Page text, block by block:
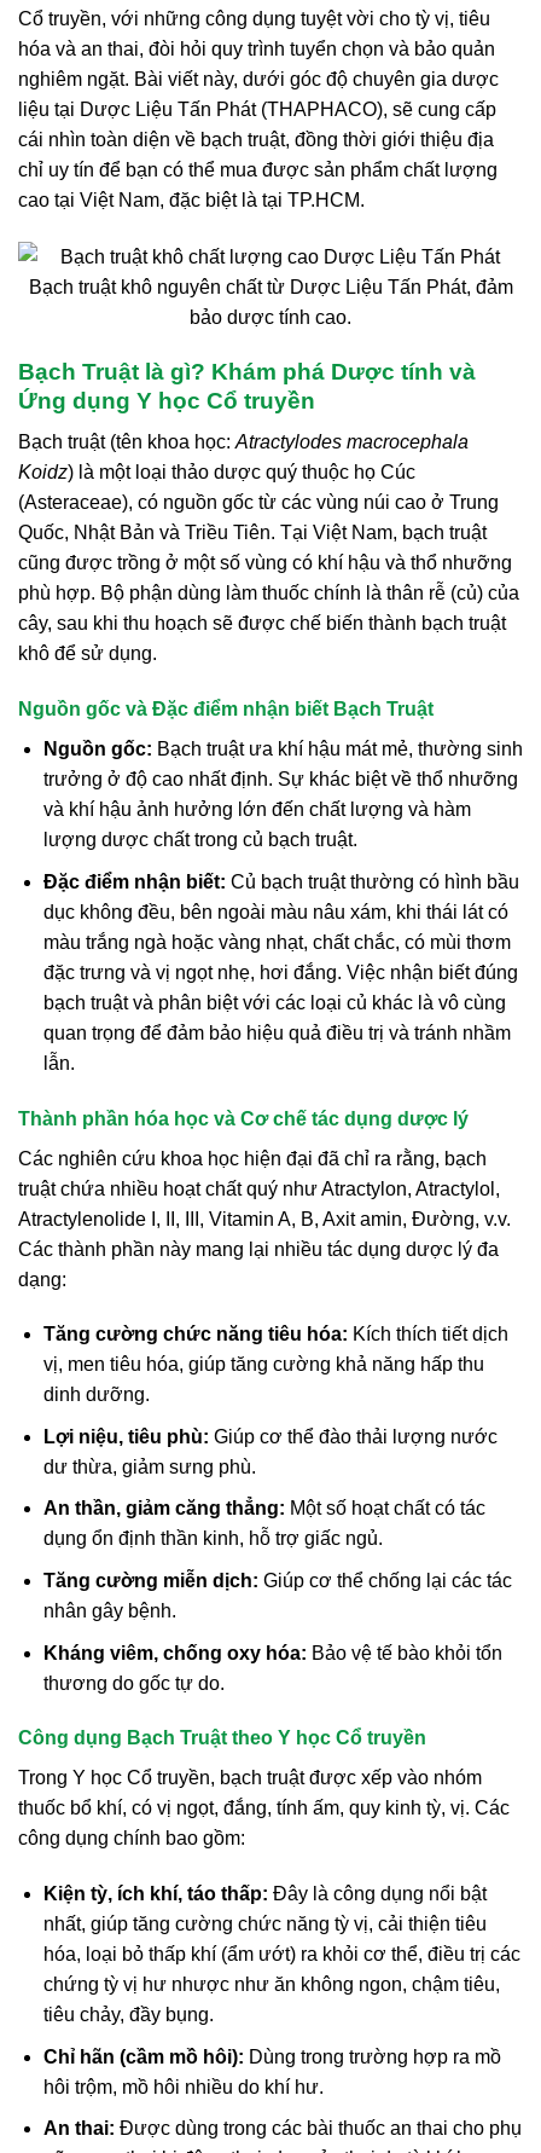
Cổ truyền, với những công dụng tuyệt vời cho tỳ vị, tiêu
hóa và an thai, đòi hỏi quy trình tuyển chọn và bảo quản
nghiêm ngặt. Bài viết này, dưới góc độ chuyên gia dược
liệu tại Dược Liệu Tấn Phát (THAPHACO), sẽ cung cấp
cái nhìn toàn diện về bạch truật, đồng thời giới thiệu địa
chỉ uy tín để bạn có thể mua được sản phẩm chất lượng
cao tại Việt Nam, đặc biệt là tại TP.HCM.
Bạch truật khô nguyên chất từ Dược Liệu Tấn Phát, đảm
bảo dược tính cao.
Bạch Truật là gì? Khám phá Dược tính và
Ứng dụng Y học Cổ truyền
Bạch truật (tên khoa học: Atractylodes macrocephala
Koidz) là một loại thảo dược quý thuộc họ Cúc
(Asteraceae), có nguồn gốc từ các vùng núi cao ở Trung
Quốc, Nhật Bản và Triều Tiên. Tại Việt Nam, bạch truật
cũng được trồng ở một số vùng có khí hậu và thổ nhưỡng
phù hợp. Bộ phận dùng làm thuốc chính là thân rễ (củ) của
cây, sau khi thu hoạch sẽ được chế biến thành bạch truật
khô để sử dụng.
Nguồn gốc và Đặc điểm nhận biết Bạch Truật
Nguồn gốc: Bạch truật ưa khí hậu mát mẻ, thường sinh
trưởng ở độ cao nhất định. Sự khác biệt về thổ nhưỡng
và khí hậu ảnh hưởng lớn đến chất lượng và hàm
lượng dược chất trong củ bạch truật.
Đặc điểm nhận biết: Củ bạch truật thường có hình bầu
dục không đều, bên ngoài màu nâu xám, khi thái lát có
màu trắng ngà hoặc vàng nhạt, chất chắc, có mùi thơm
đặc trưng và vị ngọt nhẹ, hơi đắng. Việc nhận biết đúng
bạch truật và phân biệt với các loại củ khác là vô cùng
quan trọng để đảm bảo hiệu quả điều trị và tránh nhầm
lẫn.
Thành phần hóa học và Cơ chế tác dụng dược lý
Các nghiên cứu khoa học hiện đại đã chỉ ra rằng, bạch
truật chứa nhiều hoạt chất quý như Atractylon, Atractylol,
Atractylenolide I, II, III, Vitamin A, B, Axit amin, Đường, v.v.
Các thành phần này mang lại nhiều tác dụng dược lý đa
dạng:
Tăng cường chức năng tiêu hóa: Kích thích tiết dịch
vị, men tiêu hóa, giúp tăng cường khả năng hấp thu
dinh dưỡng.
Lợi niệu, tiêu phù: Giúp cơ thể đào thải lượng nước
dư thừa, giảm sưng phù.
An thần, giảm căng thẳng: Một số hoạt chất có tác
dụng ổn định thần kinh, hỗ trợ giấc ngủ.
Tăng cường miễn dịch: Giúp cơ thể chống lại các tác
nhân gây bệnh.
Kháng viêm, chống oxy hóa: Bảo vệ tế bào khỏi tổn
thương do gốc tự do.
Công dụng Bạch Truật theo Y học Cổ truyền
Trong Y học Cổ truyền, bạch truật được xếp vào nhóm
thuốc bổ khí, có vị ngọt, đắng, tính ấm, quy kinh tỳ, vị. Các
công dụng chính bao gồm:
Kiện tỳ, ích khí, táo thấp: Đây là công dụng nổi bật
nhất, giúp tăng cường chức năng tỳ vị, cải thiện tiêu
hóa, loại bỏ thấp khí (ẩm ướt) ra khỏi cơ thể, điều trị các
chứng tỳ vị hư nhược như ăn không ngon, chậm tiêu,
tiêu chảy, đầy bụng.
Chỉ hãn (cầm mồ hôi): Dùng trong trường hợp ra mồ
hôi trộm, mồ hôi nhiều do khí hư.
An thai: Được dùng trong các bài thuốc an thai cho phụ